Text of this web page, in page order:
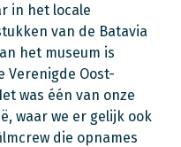
in het locale
van de Batavia
het museum is
Verenigde Oost-
was één van onze
waar we er gelijk ook
die opnames